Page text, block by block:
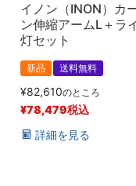
イノン（INON）カ
ン伸縮アームL＋ラ
灯セット
新品 送料無料
¥82,610のところ
¥78,479税込
詳細を見る